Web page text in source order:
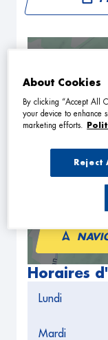
Horaires
Lundi
Mardi
About Cookies
By clicking “Accept All
your device to enhance
marketing efforts.
Reject